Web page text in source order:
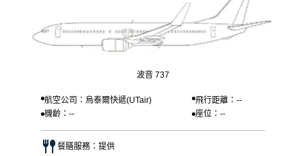
波音 737
航空公司：烏泰爾快遞(UTair)
飛行距離：--
機齡：--
座位：--
餐膳服務：提供